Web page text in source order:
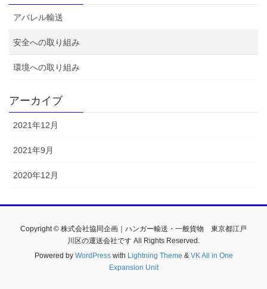
アパレル輸送
安全への取り組み
環境への取り組み
アーカイブ
2021年12月
2021年9月
2020年12月
Copyright © 株式会社協同企画｜ハンガー輸送・一般貨物 東京都江戸
川区の運送会社です All Rights Reserved.
Powered by WordPresswith Lightning Theme & VK All in One
Expansion Unit